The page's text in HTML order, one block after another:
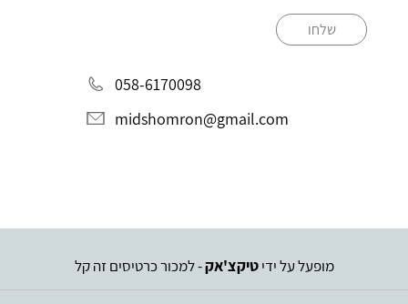
שלחו
058-6170098
midshomron@gmail.com
מופעל על ידיטיקצ'אק- למכור כרטיסים זה קל